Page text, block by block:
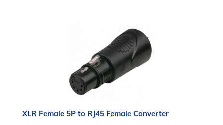
XLR Female 5P to RJ45 Female Converter